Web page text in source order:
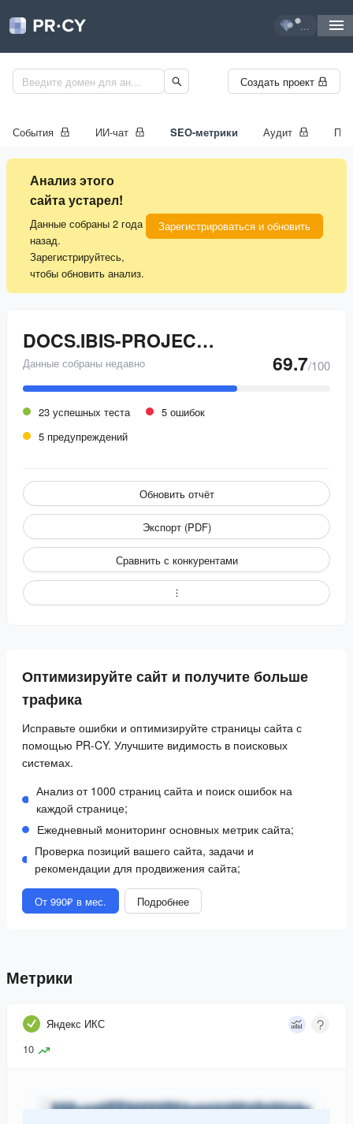
...
Создать проект
События ИИ-чат SEO-метрики Аудит
Анализ этого
сайта устарел!
Данные собраны 2 года
назад.
Зарегистрируйтесь,
чтобы обновить анализ.
Зарегистрироваться и обновить
DOCS.IBIS-PROJECT.ORG
Данные собраны недавно 69.7/100
23 успешных теста
5 ошибок
5 предупреждений
Обновить отчёт
Экспорт (PDF)
Сравнить с конкурентами
Оптимизируйте сайт и получите больше
трафика
Исправьте ошибки и оптимизируйте страницы сайта с
помощью PR-CY. Улучшите видимость в поисковых
системах.
Анализ от 1000 страниц сайта и поиск ошибок на
каждой странице;
Ежедневный мониторинг основных метрик сайта;
Проверка позиций вашего сайта, задачи и
рекомендации для продвижения сайта;
От 990₽ в мес. Подробнее
Метрики
Яндекс ИКС
10